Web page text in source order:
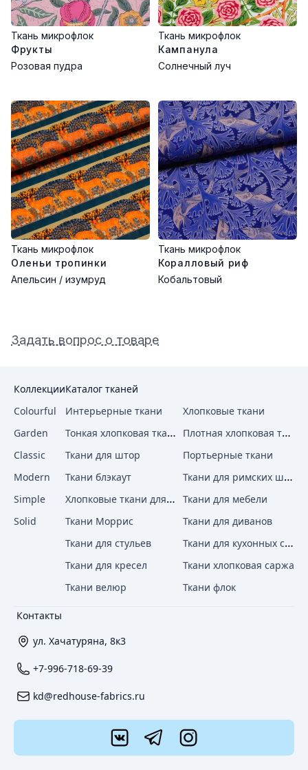
Ткань микрофлок
Фрукты
Розовая пудра
Ткань микрофлок
Кампанула
Солнечный луч
Ткань микрофлок
Оленьи тропинки
Апельсин / изумруд
Ткань микрофлок
Коралловый риф
Кобальтовый
Задать вопрос о товаре
Контакты
ул. Хачатуряна, 8к3
+7-996-718-69-39
kd@redhouse-fabrics.ru
Коллекции
Colourful
Garden
Classic
Modern
Simple
Solid
Каталог тканей
Интерьерные ткани
Хлопковые ткани
Тонкая хлопковая ткань Плотная хлопковая ткань
Ткани для штор
Портьерные ткани
Ткани блэкаут
Ткани для римских штор
Хлопковые ткани для штор
Ткани для мебели
Ткани Моррис
Ткани для диванов
Ткани для стульев
Ткани для кухонных стульев
Ткани для кресел
Ткани хлопковая саржа
Ткани велюр
Ткани флок